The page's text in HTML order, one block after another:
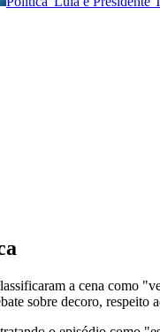
a cena como
sobre decoro, respeito